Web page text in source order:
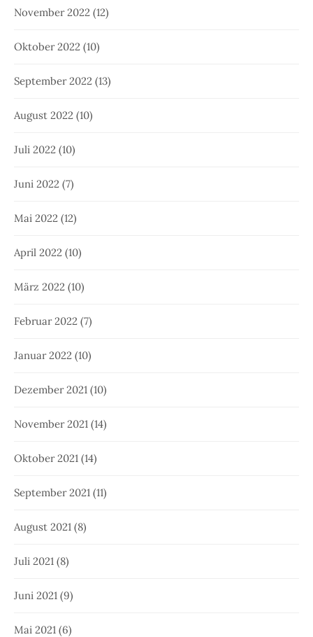
November 2022 (12)
Oktober 2022 (10)
September 2022 (13)
August 2022 (10)
Juli 2022 (10)
Juni 2022 (7)
Mai 2022 (12)
April 2022 (10)
März 2022 (10)
Februar 2022 (7)
Januar 2022 (10)
Dezember 2021 (10)
November 2021 (14)
Oktober 2021 (14)
September 2021 (11)
August 2021 (8)
Juli 2021 (8)
Juni 2021 (9)
Mai 2021 (6)